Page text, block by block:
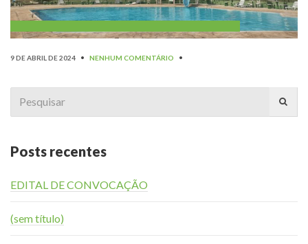
9 DE ABRIL DE 2024 • NENHUM COMENTÁRIO •
Posts recentes
EDITAL DE CONVOCAÇÃO
(sem título)